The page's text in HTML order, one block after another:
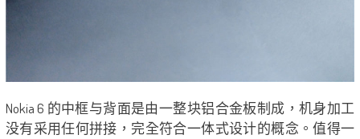
Nokia 6 的中框与背面是由一整块铝合金板制成，机身加工
没有采用任何拼接，完全符合一体式设计的概念。值得一